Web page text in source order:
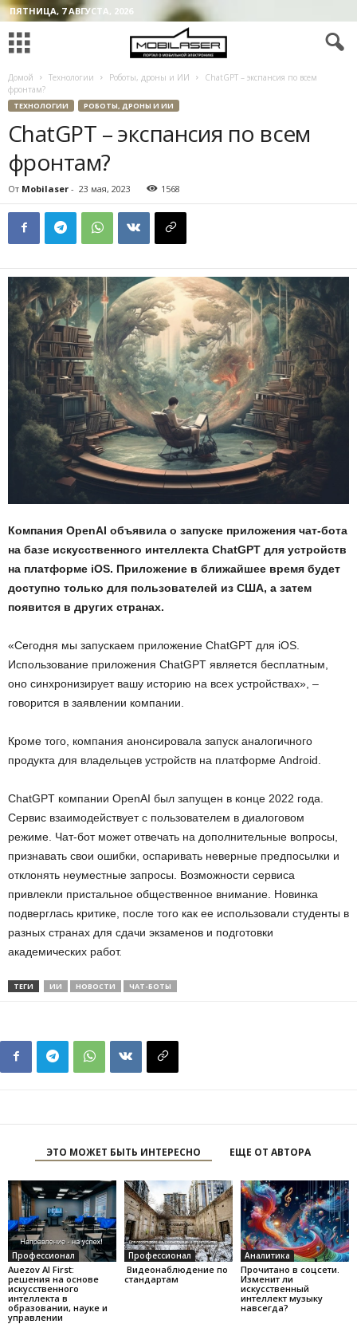
ПЯТНИЦА, 7 АВГУСТА, 2026
Домой Технологии Роботы, дроны и ИИ
ChatGPT – экспансия по всем
фронтам?
ТЕХНОЛОГИИ РОБОТЫ, ДРОНЫ И ИИ
ChatGPT – экспансия по всем
фронтам?
От Mobilaser - 23 мая, 2023 1568
Компания OpenAI объявила о запуске приложения чат-бота
на базе искусственного интеллекта ChatGPT для устройств
на платформе iOS. Приложение в ближайшее время будет
доступно только для пользователей из США, а затем
появится в других странах.
«Сегодня мы запускаем приложение ChatGPT для iOS.
Использование приложения ChatGPT является бесплатным,
оно синхронизирует вашу историю на всех устройствах», –
говорится в заявлении компании.
Кроме того, компания анонсировала запуск аналогичного
продукта для владельцев устройств на платформе Android.
ChatGPT компании OpenAI был запущен в конце 2022 года.
Сервис взаимодействует с пользователем в диалоговом
режиме. Чат-бот может отвечать на дополнительные вопросы,
признавать свои ошибки, оспаривать неверные предпосылки и
отклонять неуместные запросы. Возможности сервиса
привлекли пристальное общественное внимание. Новинка
подверглась критике, после того как ее использовали студенты в
разных странах для сдачи экзаменов и подготовки
академических работ.
ТЕГИ ИИ НОВОСТИ ЧАТ-БОТЫ
ЭТО МОЖЕТ БЫТЬ ИНТЕРЕСНО ЕЩЕ ОТ АВТОРА
Профессионал
Auezov AI First:
решения на основе
искусственного
интеллекта в
образовании, науке и
управлении
Профессионал
Видеонаблюдение по
стандартам
Аналитика
Прочитано в соцсети.
Изменит ли
искусственный
интеллект музыку
навсегда?